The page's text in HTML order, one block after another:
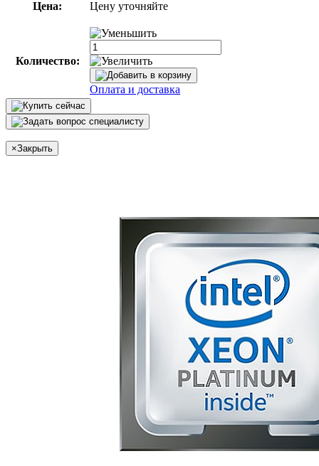
Цена: Цену уточняйте
Количество:
Оплата и доставка
×Закрыть